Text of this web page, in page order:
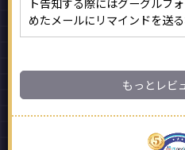
めたメールにリマインドを送
もっとレビ